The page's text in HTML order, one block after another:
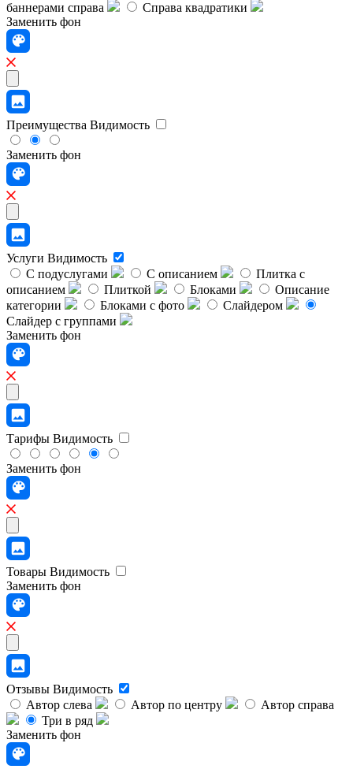
баннерами справа
Справа квадратики
Заменить фон
Преимущества Видимость
Заменить фон
Услуги Видимость
С подуслугами
С описанием
Плитка с
описанием
Плиткой Блоками
Описание
категории
Блоками с фото
Слайдером
Слайдер с группами
Заменить фон
Тарифы Видимость
Заменить фон
Товары Видимость
Заменить фон
Отзывы Видимость
Автор слева
Автор по центру
Автор справа
Три в ряд
Заменить фон